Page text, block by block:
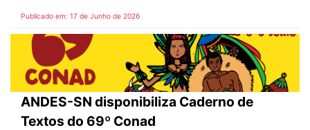
Publicado em: 17 de Junho de 2026
ANDES-SN disponibiliza Caderno de
Textos do 69º Conad